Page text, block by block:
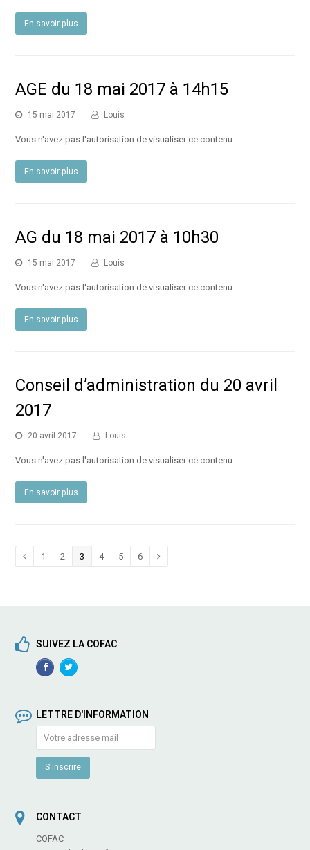
En savoir plus
AGE du 18 mai 2017 à 14h15
15 mai 2017 Louis
Vous n'avez pas l'autorisation de visualiser ce contenu
En savoir plus
AG du 18 mai 2017 à 10h30
15 mai 2017 Louis
Vous n'avez pas l'autorisation de visualiser ce contenu
En savoir plus
Conseil d’administration du 20 avril
2017
20 avril 2017 Louis
Vous n'avez pas l'autorisation de visualiser ce contenu
En savoir plus
Précédent
Page
1 Page
2 Page
3 Page
4 Page
5 Page
6
SUIVEZ LA COFAC
FacebookTwitterProfile
LETTRE D'INFORMATION
CONTACT
COFAC